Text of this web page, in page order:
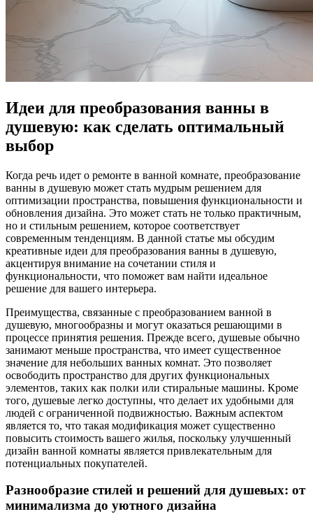
Идеи для преобразования ванны в
душевую: как сделать оптимальный
выбор
Когда речь идет о ремонте в ванной комнате, преобразование
ванны в душевую может стать мудрым решением для
оптимизации пространства, повышения функциональности и
обновления дизайна. Это может стать не только практичным,
но и стильным решением, которое соответствует
современным тенденциям. В данной статье мы обсудим
креативные идеи для преобразования ванны в душевую,
акцентируя внимание на сочетании стиля и
функциональности, что поможет вам найти идеальное
решение для вашего интерьера.
Преимущества, связанные с преобразованием ванной в
душевую, многообразны и могут оказаться решающими в
процессе принятия решения. Прежде всего, душевые обычно
занимают меньше пространства, что имеет существенное
значение для небольших ванных комнат. Это позволяет
освободить пространство для других функциональных
элементов, таких как полки или стиральные машины. Кроме
того, душевые легко доступны, что делает их удобными для
людей с ограниченной подвижностью. Важным аспектом
является то, что такая модификация может существенно
повысить стоимость вашего жилья, поскольку улучшенный
дизайн ванной комнаты является привлекательным для
потенциальных покупателей.
Разнообразие стилей и решений для душевых: от
минимализма до уютного дизайна